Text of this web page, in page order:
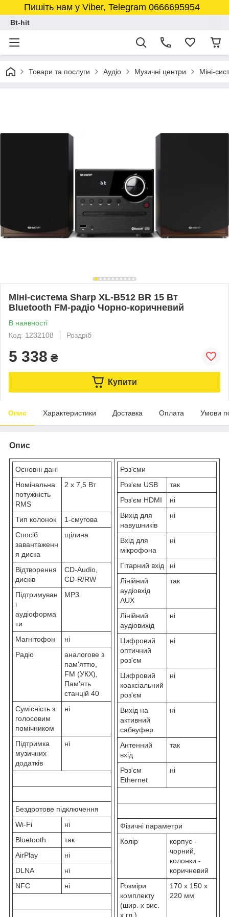
Пишіть нам у Viber, Telegram 0666695954
Bt-hit
Товари та послуги Аудіо Музичні центри Міні-
Міні-система Sharp XL-B512 BR 15 Вт
Bluetooth FM-радіо Чорно-коричневий
В наявності
Код: 1232108
Роздріб
5 338 ₴
Купити
Опис Характеристики Доставка Оплата Умови
Опис
Основні дані
Номінальна
потужність
RMS
2 x 7,5 Вт
Тип колонок
1-смугова
Спосіб
завантаженн
я диска
щілина
Відтворення
дисків
CD-Audio,
CD-R/RW
Підтримуван
і
аудіоформа
ти
MP3
Магнітофон
ні
Радіо
аналогове з
пам'яттю,
FM (УКХ),
Пам'ять
станцій 40
Сумісність з
голосовим
помічником
ні
Підтримка
музичних
додатків
ні
Бездротове підключення
Wi-Fi
ні
Bluetooth
так
AirPlay
ні
DLNA
ні
NFC
ні
Роз'єми
Роз'єм USB
так
Роз'єм HDMI
ні
Вихід для
навушників
ні
Вхід для
мікрофона
ні
Гітарний вхід
ні
Лінійний
аудіовхід
AUX
так
Лінійний
аудіовихід
ні
Цифровий
оптичний
роз'єм
ні
Цифровий
коаксіальний
роз'єм
ні
Вихід на
активний
сабвуфер
ні
Антенний
вхід
так
Роз'єм
Ethernet
ні
Фізичні параметри
Колір
корпус -
чорний,
колонки -
коричневий
Розміри
комплекту
(шир. х вис.
х гл.)
170 x 150 x
220 мм